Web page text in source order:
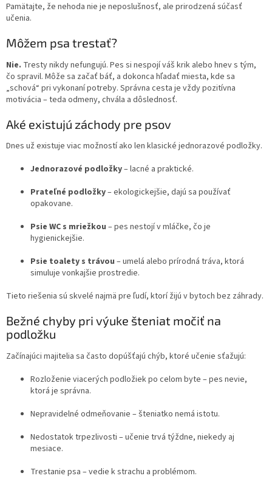
Pamätajte, že nehoda nie je neposlušnosť, ale prirodzená súčasť
učenia.
Môžem psa trestať?
Nie. Tresty nikdy nefungujú. Pes si nespojí váš krik alebo hnev s tým,
čo spravil. Môže sa začať báť, a dokonca hľadať miesta, kde sa
„schová“ pri vykonaní potreby. Správna cesta je vždy pozitívna
motivácia – teda odmeny, chvála a dôslednosť.
Aké existujú záchody pre psov
Dnes už existuje viac možností ako len klasické jednorazové podložky.
Jednorazové podložky– lacné a praktické.
Prateľné podložky– ekologickejšie, dajú sa používať
opakovane.
Psie WC s mriežkou – pes nestojí v mláčke, čo je
hygienickejšie.
Psie toalety s trávou – umelá alebo prírodná tráva, ktorá
simuluje vonkajšie prostredie.
Tieto riešenia sú skvelé najmä pre ľudí, ktorí žijú v bytoch bez záhrady.
Bežné chyby pri výuke šteniat močiť na
podložku
Začínajúci majitelia sa často dopúšťajú chýb, ktoré učenie sťažujú:
Rozloženie viacerých podložiek po celom byte – pes nevie,
ktorá je správna.
Nepravidelné odmeňovanie – šteniatko nemá istotu.
Nedostatok trpezlivosti – učenie trvá týždne, niekedy aj
mesiace.
Trestanie psa – vedie k strachu a problémom.